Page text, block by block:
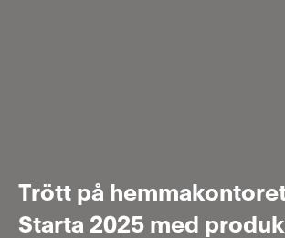
Trött på
Starta 2025 med